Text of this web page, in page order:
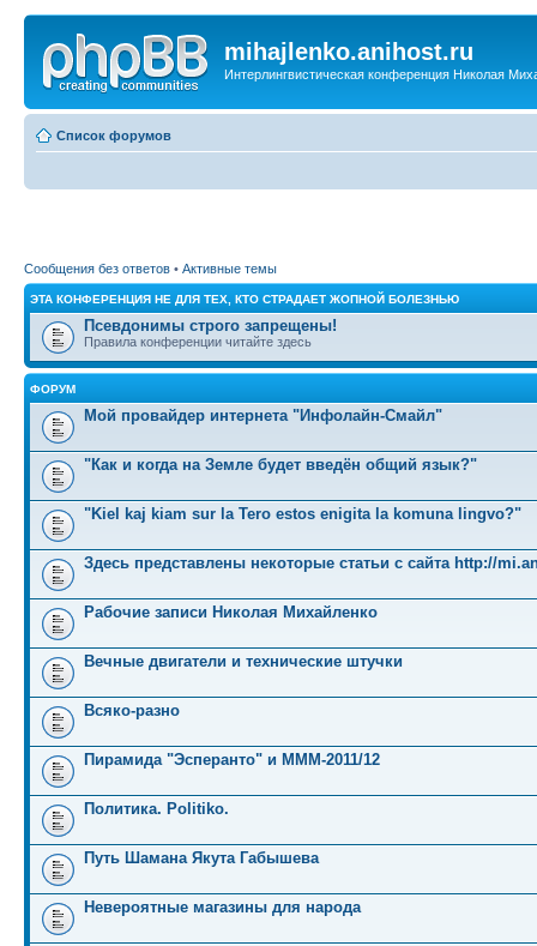
mihajlenko.anihost.ru
Интерлингвистическая конференция Николая
Список форумов
Сообщения без ответов • Активные темы
ЭТА КОНФЕРЕНЦИЯ НЕ ДЛЯ ТЕХ, КТО СТРАДАЕТ ЖОПНОЙ БОЛЕЗНЬЮ
Псевдонимы строго запрещены!
Правила конференции читайте здесь
ФОРУМ
Мой провайдер интернета "Инфолайн-Смайл"
"Как и когда на Земле будет введён общий язык?"
"Kiel kaj kiam sur la Tero estos enigita la komuna lingvo?"
Здесь представлены некоторые статьи с сайта http://
Рабочие записи Николая Михайленко
Вечные двигатели и технические штучки
Всяко-разно
Пирамида "Эсперанто" и MMM-2011/12
Политика. Politiko.
Путь Шамана Якута Габышева
Невероятные магазины для народа